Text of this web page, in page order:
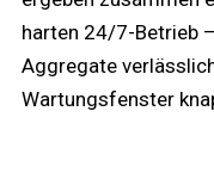
harten 24/7-Betrieb
Aggregate
Wartungsfenster